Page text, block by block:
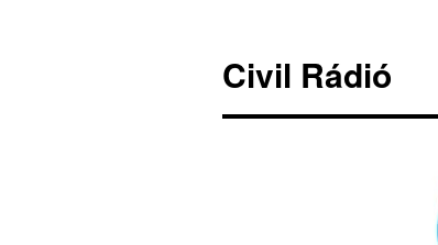
tartalomba
Civil Rádió